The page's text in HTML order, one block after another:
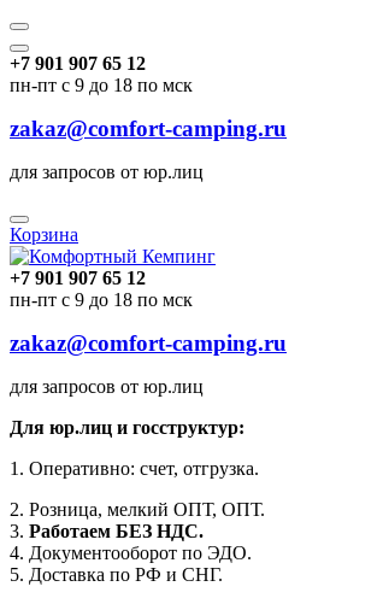
+7 901 907 65 12
пн-пт с 9 до 18 по мск
zakaz@comfort-camping.ru
для запросов от юр.лиц
Корзина
+7 901 907 65 12
пн-пт с 9 до 18 по мск
zakaz@comfort-camping.ru
для запросов от юр.лиц
Для юр.лиц и госструктур:
1. Оперативно: счет, отгрузка.
2. Розница, мелкий ОПТ, ОПТ.
3. Работаем БЕЗ НДС.
4. Документооборот по ЭДО.
5. Доставка по РФ и СНГ.